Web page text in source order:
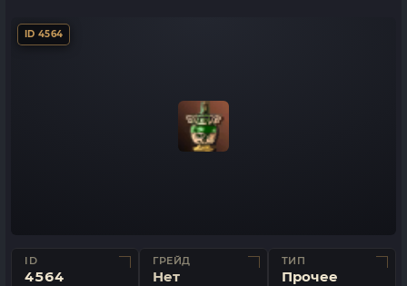
ID 4564
ID
4564
ГРЕЙД
Нет
ТИП
Прочее